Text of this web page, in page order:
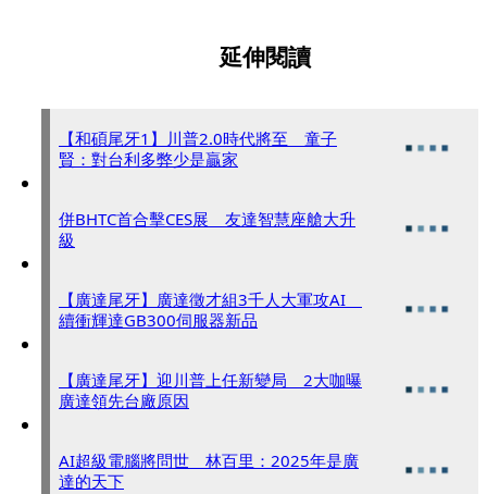
延伸閱讀
【和碩尾牙1】川普2.0時代將至 童子
賢：對台利多弊少是贏家
併BHTC首合擊CES展 友達智慧座艙大升
級
【廣達尾牙】廣達徵才組3千人大軍攻AI
續衝輝達GB300伺服器新品
【廣達尾牙】迎川普上任新變局 2大咖曝
廣達領先台廠原因
AI超級電腦將問世 林百里：2025年是廣
達的天下